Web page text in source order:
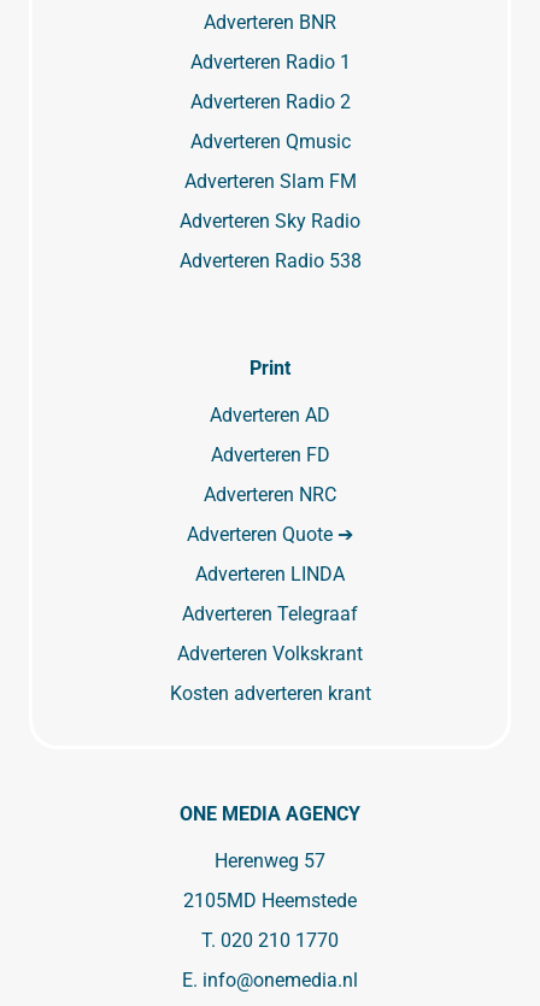
Adverteren BNR
Adverteren Radio 1
Adverteren Radio 2
Adverteren Qmusic
Adverteren Slam FM
Adverteren Sky Radio
Adverteren Radio 538
Print
Adverteren AD
Adverteren FD
Adverteren NRC
Adverteren Quote ➔
Adverteren LINDA
Adverteren Telegraaf
Adverteren Volkskrant
Kosten adverteren krant
ONE MEDIA AGENCY
Herenweg 57
2105MD Heemstede
T. 020 210 1770
E. info@onemedia.nl